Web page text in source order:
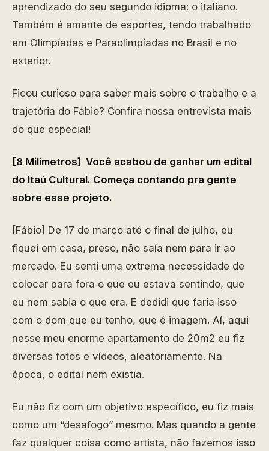
aprendizado do seu segundo idioma: o italiano.
Também é amante de esportes, tendo trabalhado
em Olimpíadas e Paraolimpíadas no Brasil e no
exterior.
Ficou curioso para saber mais sobre o trabalho e a
trajetória do Fábio? Confira nossa entrevista mais
do que especial!
[8 Milímetros] Você acabou de ganhar um edital
do Itaú Cultural. Começa contando pra gente
sobre esse projeto.
[Fábio] De 17 de março até o final de julho, eu
fiquei em casa, preso, não saía nem para ir ao
mercado. Eu senti uma extrema necessidade de
colocar para fora o que eu estava sentindo, que
eu nem sabia o que era. E dedidi que faria isso
com o dom que eu tenho, que é imagem. Aí, aqui
nesse meu enorme apartamento de 20m2 eu fiz
diversas fotos e vídeos, aleatoriamente. Na
época, o edital nem existia.
Eu não fiz com um objetivo específico, eu fiz mais
como um “desafogo” mesmo. Mas quando a gente
faz qualquer coisa como artista, não fazemos isso